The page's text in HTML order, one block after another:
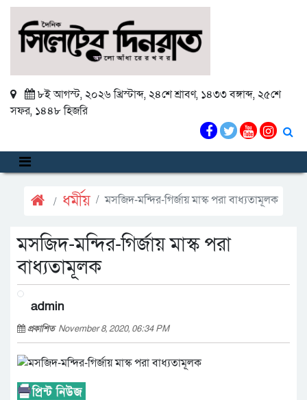
৮ই আগস্ট, ২০২৬ খ্রিস্টাব্দ, ২৪শে শ্রাবণ, ১৪৩৩ বঙ্গাব্দ, ২৫শে
সফর, ১৪৪৮ হিজরি
ধর্মীয় মসজিদ-মন্দির-গির্জায় মাস্ক পরা বাধ্যতামূলক
মসজিদ-মন্দির-গির্জায় মাস্ক পরা
বাধ্যতামূলক
admin
প্রকাশিত November 8, 2020, 06:34 PM